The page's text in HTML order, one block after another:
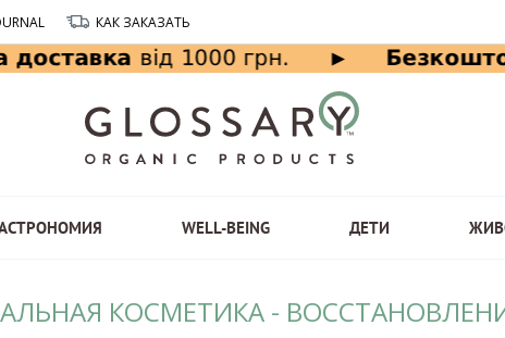
КАК ЗАКАЗАТЬ
WELL-BEING ДЕТИ
КОСМЕТИКА -